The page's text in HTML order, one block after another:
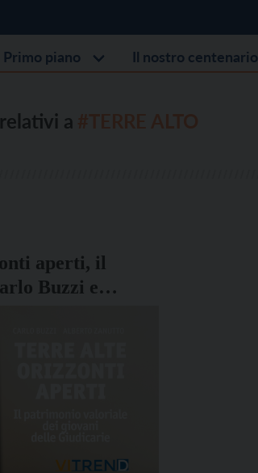
Primo piano Il nostro centenario
a
aperti, il
Buzzi e